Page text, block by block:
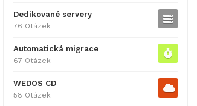
Dedikované servery
76 Otázek
Automatická migrace
67 Otázek
WEDOS CD
58 Otázek